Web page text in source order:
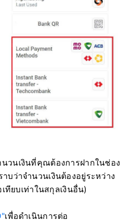
วนเงินที่คุณต้องการฝากในช่อง
บว่าจำนวนเงินต้องอยู่ระหว่าง
ทียบเท่าในสกุลเงินอื่น)
เพื่อดำเนินการต่อ